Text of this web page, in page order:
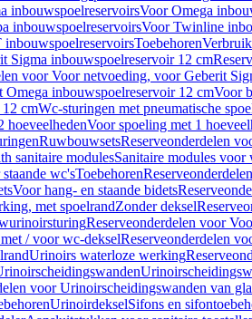
inbouwspoelreservoirsVoor Omega
inbouwspoelreservoirsVoor Twinline
inbouwspoelreservoirsToebehoren
Sigma inbouwspoelreservoir 12 cm
voor Voor netvoeding, voor Geberit
inbouwspoelreservoir 12 cmVoor
cmWc-sturingen met pneumatische
hoeveelhedenVoor spoeling met 1
RuwbouwsetsReserveonderdelen
sanitaire modulesSanitaire modules voor
wc'sToebehoren
Voor hang- en staande bidets
met spoelrandZonder deksel
Reserveonderdelen voor
/ voor wc-dekselReserveonderdelen
Urinoirs waterloze werking
voor Urinoirscheidingswanden van
UrinoirdekselSifons en